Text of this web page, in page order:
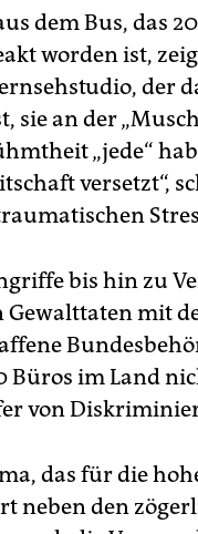
dem Bus, das
worden ist,
der
sie an der
„jede“
versetzt“,
bis hin zu
Gewalttaten mit
Büros im Land
von
das für die
neben den